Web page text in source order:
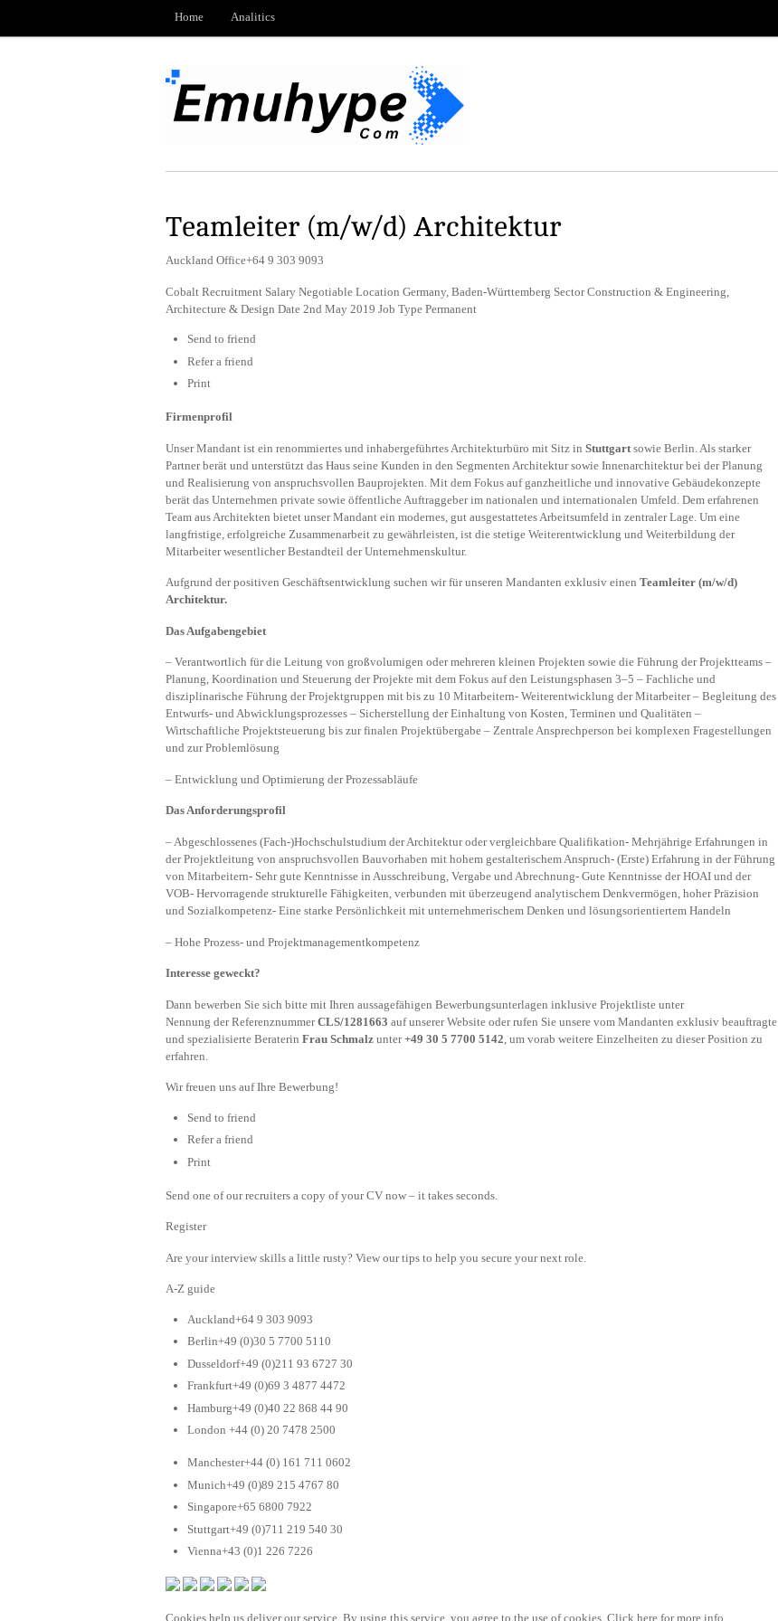
Home Analitics
Teamleiter (m/w/d) Architektur
Auckland Office+64 9 303 9093
Cobalt Recruitment Salary Negotiable Location Germany, Baden-Württemberg Sector Construction & Engineering,
Architecture & Design Date 2nd May 2019 Job Type Permanent
Send to friend
Refer a friend
Print
Firmenprofil
Unser Mandant ist ein renommiertes und inhabergeführtes Architekturbüro mit Sitz in Stuttgart sowie Berlin. Als starker
Partner berät und unterstützt das Haus seine Kunden in den Segmenten Architektur sowie Innenarchitektur bei der Planung
und Realisierung von anspruchsvollen Bauprojekten. Mit dem Fokus auf ganzheitliche und innovative Gebäudekonzepte
berät das Unternehmen private sowie öffentliche Auftraggeber im nationalen und internationalen Umfeld. Dem erfahrenen
Team aus Architekten bietet unser Mandant ein modernes, gut ausgestattetes Arbeitsumfeld in zentraler Lage. Um eine
langfristige, erfolgreiche Zusammenarbeit zu gewährleisten, ist die stetige Weiterentwicklung und Weiterbildung der
Mitarbeiter wesentlicher Bestandteil der Unternehmenskultur.
Aufgrund der positiven Geschäftsentwicklung suchen wir für unseren Mandanten exklusiv einen Teamleiter (m/w/d)
Architektur.
Das Aufgabengebiet
– Verantwortlich für die Leitung von großvolumigen oder mehreren kleinen Projekten sowie die Führung der Projektteams –
Planung, Koordination und Steuerung der Projekte mit dem Fokus auf den Leistungsphasen 3–5 – Fachliche und
disziplinarische Führung der Projektgruppen mit bis zu 10 Mitarbeitern- Weiterentwicklung der Mitarbeiter – Begleitung des
Entwurfs- und Abwicklungsprozesses – Sicherstellung der Einhaltung von Kosten, Terminen und Qualitäten –
Wirtschaftliche Projektsteuerung bis zur finalen Projektübergabe – Zentrale Ansprechperson bei komplexen Fragestellungen
und zur Problemlösung
– Entwicklung und Optimierung der Prozessabläufe
Das Anforderungsprofil
– Abgeschlossenes (Fach-)Hochschulstudium der Architektur oder vergleichbare Qualifikation- Mehrjährige Erfahrungen in
der Projektleitung von anspruchsvollen Bauvorhaben mit hohem gestalterischem Anspruch- (Erste) Erfahrung in der Führung
von Mitarbeitern- Sehr gute Kenntnisse in Ausschreibung, Vergabe und Abrechnung- Gute Kenntnisse der HOAI und der
VOB- Hervorragende strukturelle Fähigkeiten, verbunden mit überzeugend analytischem Denkvermögen, hoher Präzision
und Sozialkompetenz- Eine starke Persönlichkeit mit unternehmerischem Denken und lösungsorientiertem Handeln
– Hohe Prozess- und Projektmanagementkompetenz
Interesse geweckt?
Dann bewerben Sie sich bitte mit Ihren aussagefähigen Bewerbungsunterlagen inklusive Projektliste unter
Nennung der ReferenznummerCLS/1281663 auf unserer Website oder rufen Sie unsere vom Mandanten exklusiv beauftragte
und spezialisierte Beraterin Frau Schmalz unter+49 30 5 7700 5142 , um vorab weitere Einzelheiten zu dieser Position zu
erfahren.
Wir freuen uns auf Ihre Bewerbung!
Send to friend
Refer a friend
Print
Send one of our recruiters a copy of your CV now – it takes seconds.
Register
Are your interview skills a little rusty? View our tips to help you secure your next role.
A-Z guide
Auckland+64 9 303 9093
Berlin+49 (0)30 5 7700 5110
Dusseldorf+49 (0)211 93 6727 30
Frankfurt+49 (0)69 3 4877 4472
Hamburg+49 (0)40 22 868 44 90
London +44 (0) 20 7478 2500
Manchester+44 (0) 161 711 0602
Munich+49 (0)89 215 4767 80
Singapore+65 6800 7922
Stuttgart+49 (0)711 219 540 30
Vienna+43 (0)1 226 7226
Cookies help us deliver our service. By using this service, you agree to the use of cookies. Click here for more info.